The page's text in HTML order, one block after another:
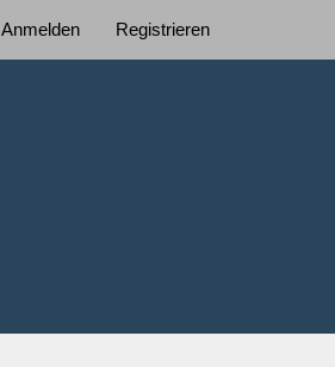
Anmelden Registrieren